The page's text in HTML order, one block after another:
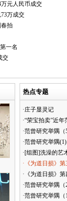
元人民币成交
万成交
拍
一名
交
热点专题
·庄子显灵记
·“荣宝拍卖”近
·范曾研究举隅（
·范曾研究举隅(1)
·[组图]洗澡的艺
·《为道日损》
·《为道日损》
·范曾研究举隅（
·范曾研究举隅（